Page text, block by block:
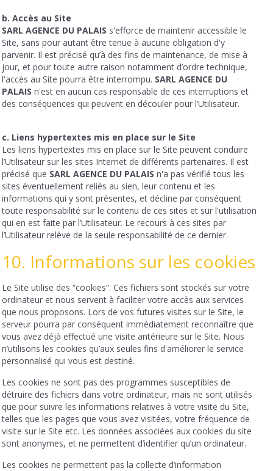
b. Accès au Site
SARL AGENCE DU PALAIS s'efforce de maintenir accessible le
Site, sans pour autant être tenue à aucune obligation d'y
parvenir. Il est précisé qu’à des fins de maintenance, de mise à
jour, et pour toute autre raison notamment d’ordre technique,
l'accès au Site pourra être interrompu. SARL AGENCE DU
PALAIS n'est en aucun cas responsable de ces interruptions et
des conséquences qui peuvent en découler pour l’Utilisateur.
c. Liens hypertextes mis en place sur le Site
Les liens hypertextes mis en place sur le Site peuvent conduire
l’Utilisateur sur les sites Internet de différents partenaires. Il est
précisé que SARL AGENCE DU PALAIS n'a pas vérifié tous les
sites éventuellement reliés au sien, leur contenu et les
informations qui y sont présentes, et décline par conséquent
toute responsabilité sur le contenu de ces sites et sur l'utilisation
qui en est faite par l’Utilisateur. Le recours à ces sites par
l’Utilisateur relève de la seule responsabilité de ce dernier.
10. Informations sur les cookies
Le Site utilise des “cookies”. Ces fichiers sont stockés sur votre
ordinateur et nous servent à faciliter votre accès aux services
que nous proposons. Lors de vos futures visites sur le Site, le
serveur pourra par conséquent immédiatement reconnaître que
vous avez déjà effectué une visite antérieure sur le Site. Nous
n’utilisons les cookies qu’aux seules fins d'améliorer le service
personnalisé qui vous est destiné.
Les cookies ne sont pas des programmes susceptibles de
détruire des fichiers dans votre ordinateur, mais ne sont utilisés
que pour suivre les informations relatives à votre visite du Site,
telles que les pages que vous avez visitées, votre fréquence de
visite sur le Site etc. Les données associées aux cookies du site
sont anonymes, et ne permettent d’identifier qu’un ordinateur.
Les cookies ne permettent pas la collecte d’information